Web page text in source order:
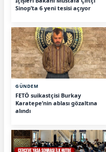
Sinop’ta 6 yeni tesisi açıyor
GÜNDEM
FETÖ suikastçisi Burkay
Karatepe’nin ablası gözaltına
alındı